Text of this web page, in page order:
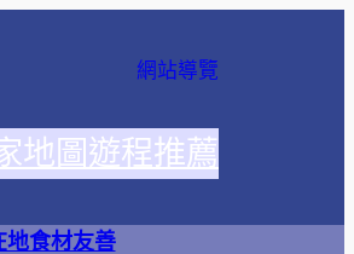
網站導覽
地圖遊程推薦
地食材友善